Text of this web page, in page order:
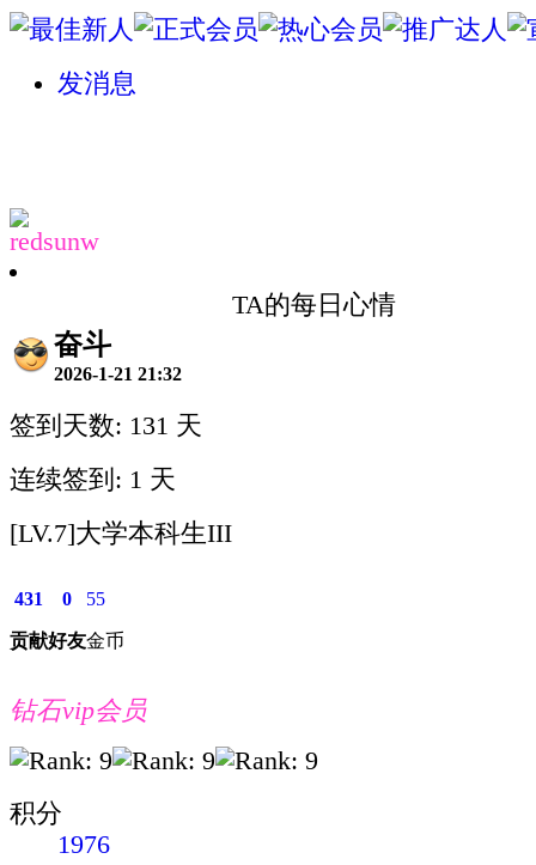
发消息
redsunw
TA的每日心情
奋斗
2026-1-21 21:32
签到天数: 131 天
连续签到: 1 天
[LV.7]大学本科生III
431
贡献
0
好友
55
金币
钻石vip会员
积分
1976